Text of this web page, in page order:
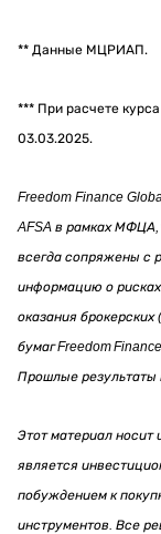
** Данные МЦРИАП.
*** При расчете
03.03.2025.
Freedom Finance
AFSA в рамках МФЦА,
всегда сопряжены с
информацию о
оказания брокерских
бумаг Freedom
Прошлые результаты
Этот материал
является
побуждением к
инструментов. Все